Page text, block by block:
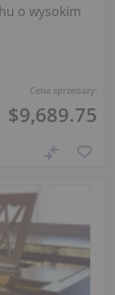
Cena sprzedaży:
$9,689.75
o wysokim